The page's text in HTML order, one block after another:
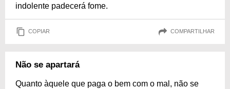
indolente padecerá fome.
COPIAR COMPARTILHAR
Não se apartará
Quanto àquele que paga o bem com o mal, não se